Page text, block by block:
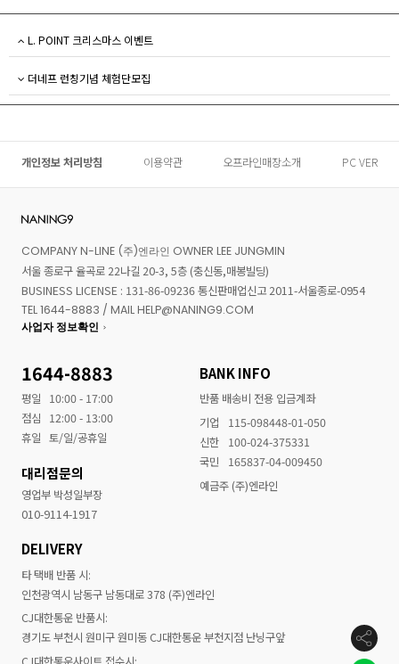
L. POINT 크리스마스 이벤트
더네프 런칭기념 체험단모집
개인정보 처리방침 이용약관 오프라인매장소개 PC VER
COMPANY N-LINE (주)엔라인 OWNER LEE JUNGMIN
서울 종로구 율곡로 22나길 20-3, 5층 (충신동,매봉빌딩)
BUSINESS LICENSE : 131-86-09236 통신판매업신고 2011-서울종로-0954
TEL 1644-8883 / MAIL HELP@NANING9.COM
사업자 정보확인
1644-8883
평일
10:00 - 17:00
점심
12:00 - 13:00
휴일 토/일/공휴일
대리점문의
영업부 박성일부장
010-9114-1917
BANK INFO
반품 배송비 전용 입금계좌
기업
115-098448-01-050
신한
100-024-375331
국민
165837-04-009450
예금주 (주)엔라인
DELIVERY
타 택배 반품 시:
인천광역시 남동구 남동대로 378 (주)엔라인
CJ대한통운 반품시:
경기도 부천시 원미구 원미동 CJ대한통운 부천지점 난닝구앞